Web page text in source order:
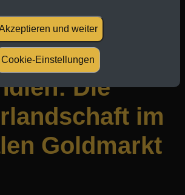
bis
Die
im
Goldmarkt
und weiter
Cookie-Einstellungen